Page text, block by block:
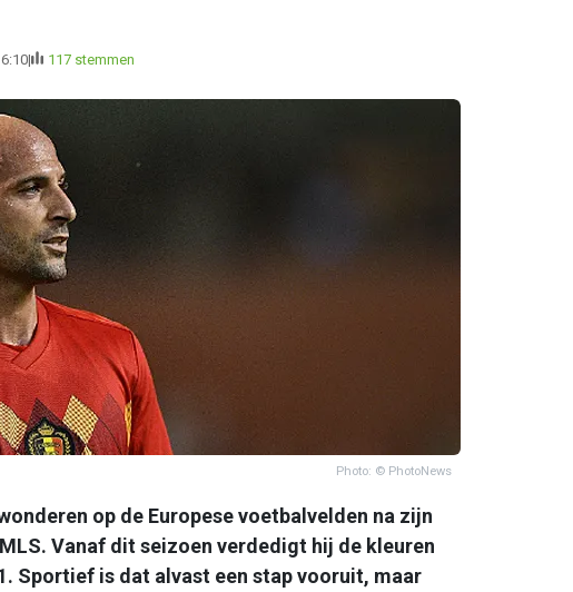
117 stemmen
Photo: © PhotoNews
op de Europese voetbalvelden na zijn
Vanaf dit seizoen verdedigt hij de kleuren
Sportief is dat alvast een stap vooruit, maar